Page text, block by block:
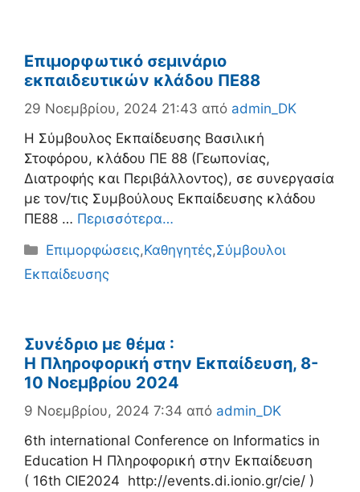
Επιμορφωτικό σεμινάριο
εκπαιδευτικών κλάδου ΠΕ88
29 Νοεμβρίου, 2024 21:43 από admin_DK
Η Σύμβουλος Εκπαίδευσης Βασιλική
Στοφόρου, κλάδου ΠΕ 88 (Γεωπονίας,
Διατροφής και Περιβάλλοντος), σε συνεργασία
με τον/τις Συμβούλους Εκπαίδευσης κλάδου
ΠΕ88 … Περισσότερα…
Κατηγορίες
Επιμορφώσεις,Καθηγητές,Σύμβουλοι
Εκπαίδευσης
Συνέδριο με θέμα :
Η Πληροφορική στην Εκπαίδευση, 8-
10 Νοεμβρίου 2024
9 Νοεμβρίου, 2024 7:34 από admin_DK
6th international Conference on Informatics in
Education Η Πληροφορική στην Εκπαίδευση
( 16th CIE2024 http://events.di.ionio.gr/cie/ )